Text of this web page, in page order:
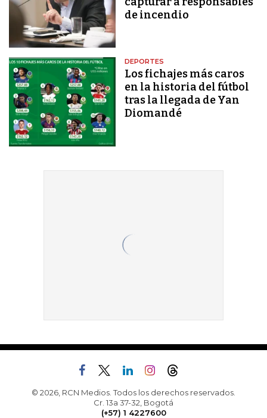
de incendio
DEPORTES
Los fichajes más caros
en la historia del fútbol
tras la llegada de Yan
Diomandé
© 2026, RCN Medios. Todos los derechos reservados.
Cr. 13a 37-32, Bogotá
(+57) 1 4227600